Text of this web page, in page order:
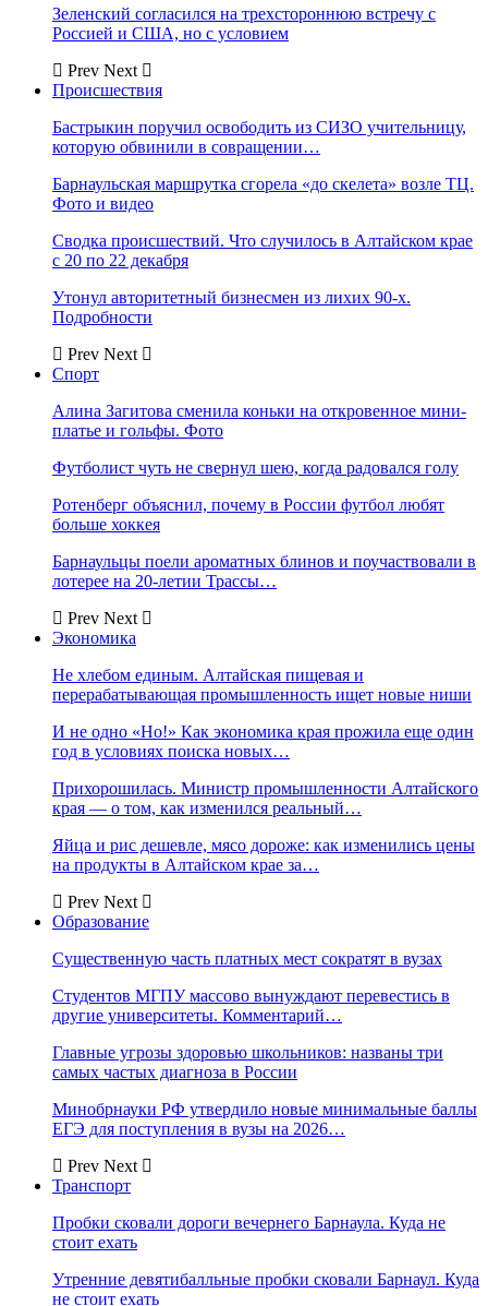
Зеленский согласился на трехстороннюю встречу с
Россией и США, но с условием
Prev Next
Происшествия
Бастрыкин поручил освободить из СИЗО учительницу,
которую обвинили в совращении…
Барнаульская маршрутка сгорела «до скелета» возле ТЦ.
Фото и видео
Сводка происшествий. Что случилось в Алтайском крае
с 20 по 22 декабря
Утонул авторитетный бизнесмен из лихих 90-х.
Подробности
Prev Next
Спорт
Алина Загитова сменила коньки на откровенное мини-
платье и гольфы. Фото
Футболист чуть не свернул шею, когда радовался голу
Ротенберг объяснил, почему в России футбол любят
больше хоккея
Барнаульцы поели ароматных блинов и поучаствовали в
лотерее на 20-летии Трассы…
Prev Next
Экономика
Не хлебом единым. Алтайская пищевая и
перерабатывающая промышленность ищет новые ниши
И не одно «Но!» Как экономика края прожила еще один
год в условиях поиска новых…
Прихорошилась. Министр промышленности Алтайского
края — о том, как изменился реальный…
Яйца и рис дешевле, мясо дороже: как изменились цены
на продукты в Алтайском крае за…
Prev Next
Образование
Существенную часть платных мест сократят в вузах
Студентов МГПУ массово вынуждают перевестись в
другие университеты. Комментарий…
Главные угрозы здоровью школьников: названы три
самых частых диагноза в России
Минобрнауки РФ утвердило новые минимальные баллы
ЕГЭ для поступления в вузы на 2026…
Prev Next
Транспорт
Пробки сковали дороги вечернего Барнаула. Куда не
стоит ехать
Утренние девятибалльные пробки сковали Барнаул. Куда
не стоит ехать